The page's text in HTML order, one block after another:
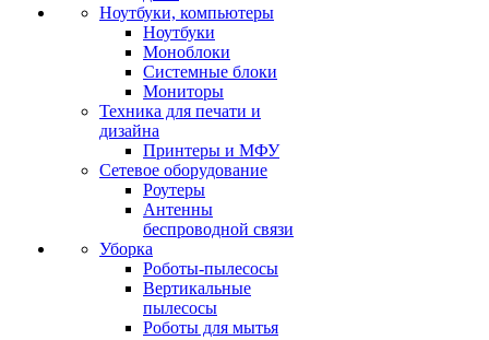
Ноутбуки, компьютеры
Ноутбуки
Моноблоки
Системные блоки
Мониторы
Техника для печати и
дизайна
Принтеры и МФУ
Сетевое оборудование
Роутеры
Антенны
беспроводной связи
Уборка
Роботы-пылесосы
Вертикальные
пылесосы
Роботы для мытья